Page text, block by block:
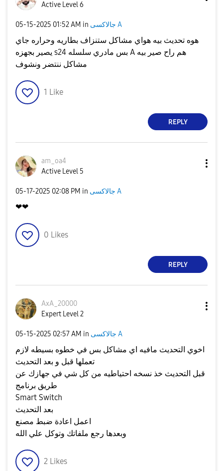
Active Level 6
‎05-15-2025 01:52 AM in جالاكسى A
هوه تحديث بيه هواي مشاكل ستنزاف بطاريه وحراره جاي
يصير بجهزه s24 بس مادري سلسله A هم راح صير بيه
مشاكل ننتضر ونشوف
1 Like
REPLY
am_oa4
Active Level 5
‎05-17-2025 02:08 PM in جالاكسى A
❤❤
0 Likes
REPLY
AxA_20000
Expert Level 2
‎05-15-2025 02:57 AM in جالاكسى A
اخوي التحديث مافيه اي مشاكل بس في خطوه بسيطه لازم
تعملها قبل و بعد التحديث
قبل التحديث خذ نسخه احتياطيه من كل شي في جهازك عن
طريق برنامج
Smart Switch
بعد التحديث
اعمل اعادة ضبط مصنع
وبعدها رجع ملفاتك وتوكل علي الله
2 Likes